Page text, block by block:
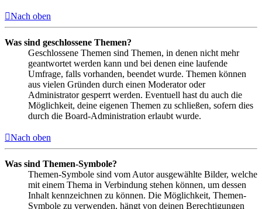
Nach oben
Was sind geschlossene Themen?
Geschlossene Themen sind Themen, in denen nicht mehr
geantwortet werden kann und bei denen eine laufende
Umfrage, falls vorhanden, beendet wurde. Themen können
aus vielen Gründen durch einen Moderator oder
Administrator gesperrt werden. Eventuell hast du auch die
Möglichkeit, deine eigenen Themen zu schließen, sofern dies
durch die Board-Administration erlaubt wurde.
Nach oben
Was sind Themen-Symbole?
Themen-Symbole sind vom Autor ausgewählte Bilder, welche
mit einem Thema in Verbindung stehen können, um dessen
Inhalt kennzeichnen zu können. Die Möglichkeit, Themen-
Symbole zu verwenden, hängt von deinen Berechtigungen